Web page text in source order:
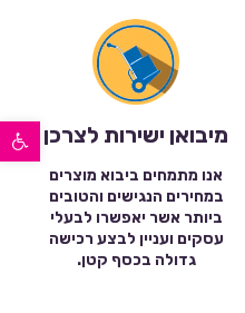
פתח סרגל נגישות מיבואן ישירות לצרכן
אנו מתמחים ביבוא מוצרים
במחירים הנגישים והטובים
ביותר אשר יאפשרו לבעלי
עסקים ועניין לבצע רכישה
גדולה בכסף קטן.